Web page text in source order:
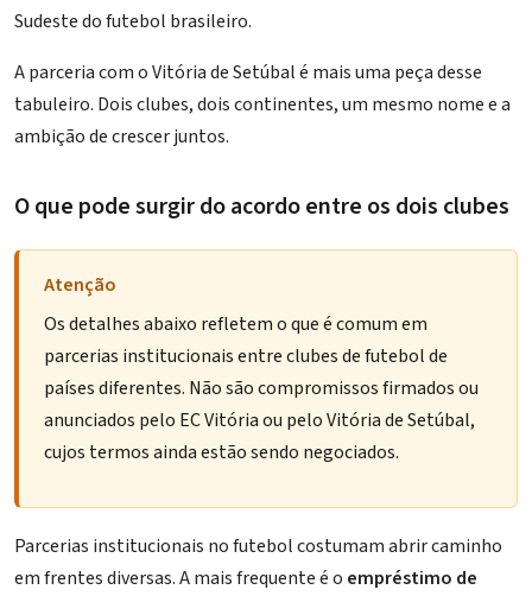
Sudeste do futebol brasileiro.
A parceria com o Vitória de Setúbal é mais uma peça desse
tabuleiro. Dois clubes, dois continentes, um mesmo nome e a
ambição de crescer juntos.
O que pode surgir do acordo entre os dois clubes
Atenção
Os detalhes abaixo refletem o que é comum em
parcerias institucionais entre clubes de futebol de
países diferentes. Não são compromissos firmados ou
anunciados pelo EC Vitória ou pelo Vitória de Setúbal,
cujos termos ainda estão sendo negociados.
Parcerias institucionais no futebol costumam abrir caminho
em frentes diversas. A mais frequente é o empréstimo de